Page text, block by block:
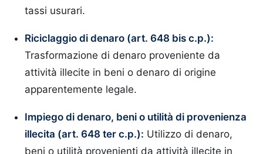
tassi usurari.
Riciclaggio di denaro (art. 648 bis c.p.):
Trasformazione di denaro proveniente da
attività illecite in beni o denaro di origine
apparentemente legale.
Impiego di denaro, beni o utilità di provenienza
illecita (art. 648 ter c.p.): Utilizzo di denaro,
beni o utilità provenienti da attività illecite in